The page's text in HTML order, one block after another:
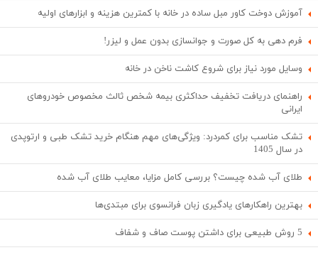
آموزش دوخت کاور مبل ساده در خانه با کمترین هزینه و ابزارهای اولیه
فرم دهی به کل صورت و جوانسازی بدون عمل و لیزر!
وسایل مورد نیاز برای شروع کاشت ناخن در خانه
راهنمای دریافت تخفیف حداکثری بیمه شخص ثالث مخصوص خودروهای
ایرانی
تشک مناسب برای کمردرد: ویژگی‌های مهم هنگام خرید تشک طبی و ارتوپدی
در سال 1405
طلای آب شده چیست؟ بررسی کامل مزایا، معایب طلای آب شده
بهترین راهکارهای یادگیری زبان فرانسوی برای مبتدی‌ها
5 روش طبیعی برای داشتن پوست صاف و شفاف